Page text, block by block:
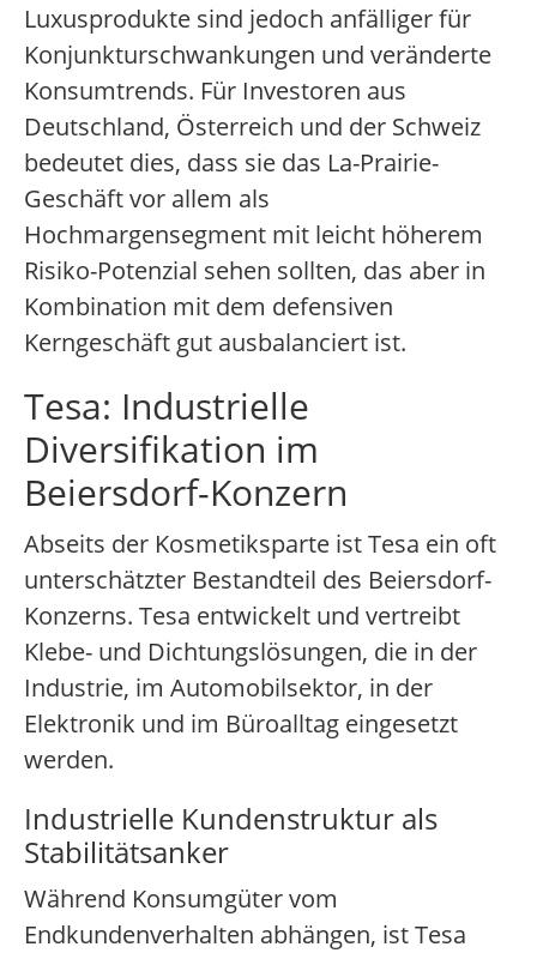
Luxusprodukte sind jedoch anfälliger für
Konjunkturschwankungen und veränderte
Konsumtrends. Für Investoren aus
Deutschland, Österreich und der Schweiz
bedeutet dies, dass sie das La-Prairie-
Geschäft vor allem als
Hochmargensegment mit leicht höherem
Risiko-Potenzial sehen sollten, das aber in
Kombination mit dem defensiven
Kerngeschäft gut ausbalanciert ist.
Tesa: Industrielle
Diversifikation im
Beiersdorf-Konzern
Abseits der Kosmetiksparte ist Tesa ein oft
unterschätzter Bestandteil des Beiersdorf-
Konzerns. Tesa entwickelt und vertreibt
Klebe- und Dichtungslösungen, die in der
Industrie, im Automobilsektor, in der
Elektronik und im Büroalltag eingesetzt
werden.
Industrielle Kundenstruktur als
Stabilitätsanker
Während Konsumgüter vom
Endkundenverhalten abhängen, ist Tesa